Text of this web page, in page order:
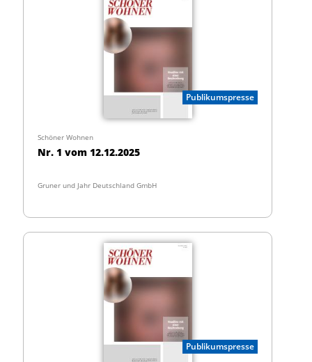
Publikumspresse
Schöner Wohnen
Nr. 1 vom 12.12.2025
Gruner und Jahr Deutschland GmbH
Publikumspresse